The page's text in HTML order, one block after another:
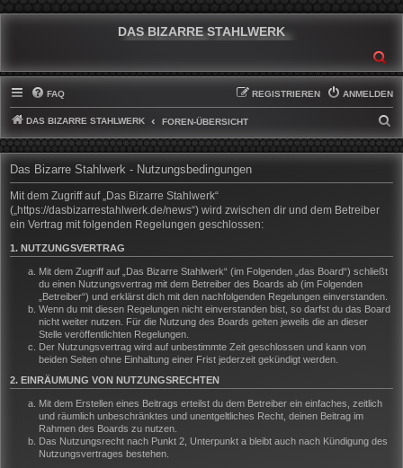
DAS BIZARRE STAHLWERK
FAQ ANMELDEN
REGISTRIEREN
DAS BIZARRE STAHLWERK FOREN-ÜBERSICHT
U
H
Das Bizarre Stahlwerk - Nutzungsbedingungen
Mit dem Zugriff auf „Das Bizarre Stahlwerk“
(„https://dasbizarrestahlwerk.de/news“) wird zwischen dir und dem Betreiber
ein Vertrag mit folgenden Regelungen geschlossen:
1. NUTZUNGSVERTRAG
Mit dem Zugriff auf „Das Bizarre Stahlwerk“ (im Folgenden „das Board“) schließt
du einen Nutzungsvertrag mit dem Betreiber des Boards ab (im Folgenden
„Betreiber“) und erklärst dich mit den nachfolgenden Regelungen einverstanden.
Wenn du mit diesen Regelungen nicht einverstanden bist, so darfst du das Board
nicht weiter nutzen. Für die Nutzung des Boards gelten jeweils die an dieser
Stelle veröffentlichten Regelungen.
Der Nutzungsvertrag wird auf unbestimmte Zeit geschlossen und kann von
beiden Seiten ohne Einhaltung einer Frist jederzeit gekündigt werden.
2. EINRÄUMUNG VON NUTZUNGSRECHTEN
Mit dem Erstellen eines Beitrags erteilst du dem Betreiber ein einfaches, zeitlich
und räumlich unbeschränktes und unentgeltliches Recht, deinen Beitrag im
Rahmen des Boards zu nutzen.
Das Nutzungsrecht nach Punkt 2, Unterpunkt a bleibt auch nach Kündigung des
Nutzungsvertrages bestehen.